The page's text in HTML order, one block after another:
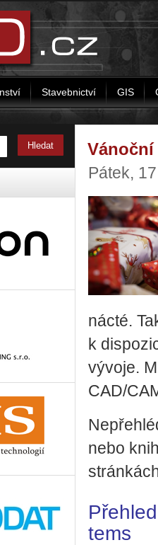
Stavebnictví GIS
Vánoční
Pátek,
nác­té.
k
vý­vo­je.
CAD/
nebo
tems